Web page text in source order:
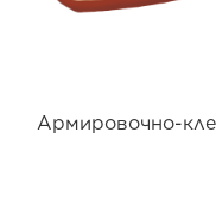
Армировочно-